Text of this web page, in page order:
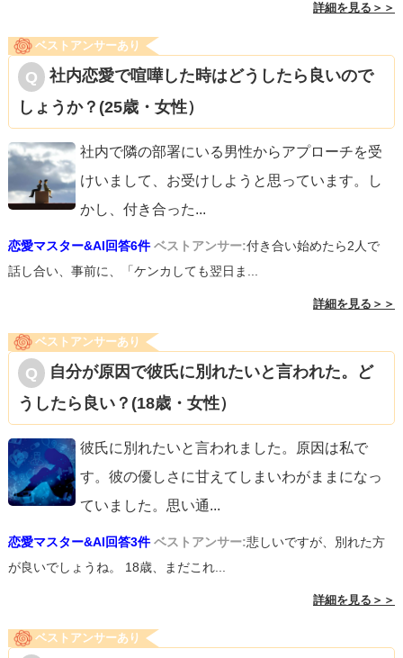
詳細を見る＞＞
ベストアンサーあり
社内恋愛で喧嘩した時はどうしたら良いので
しょうか？(25歳・女性）
社内で隣の部署にいる男性からアプローチを受
けいまして、お受けしようと思っています。し
かし、付き合った...
恋愛マスター&AI回答6件 ベストアンサー:付き合い始めたら2人で
話し合い、事前に、「ケンカしても翌日ま...
詳細を見る＞＞
ベストアンサーあり
自分が原因で彼氏に別れたいと言われた。ど
うしたら良い？(18歳・女性）
彼氏に別れたいと言われました。原因は私で
す。彼の優しさに甘えてしまいわがままになっ
ていました。思い通...
恋愛マスター&AI回答3件 ベストアンサー:悲しいですが、別れた方
が良いでしょうね。 18歳、まだこれ...
詳細を見る＞＞
ベストアンサーあり